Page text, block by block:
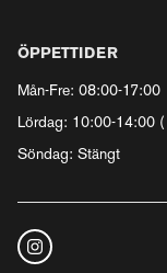
ÖPPETTIDER
Mån-Fre: 08:00-17:00
Lördag: 10:00-14:00 (
Söndag: Stängt